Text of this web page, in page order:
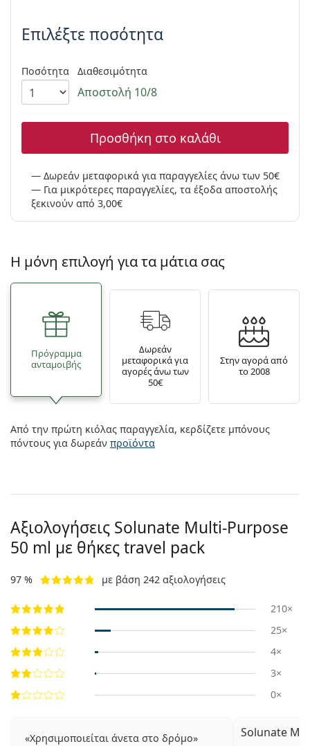
Persol
Όλες οι μάρκες
Επιλέξτε ποσότητα
Ποσότητα Διαθεσιμότητα
Αποστολή 10/8
Προσθήκη στο καλάθι
Δωρεάν μεταφορικά για παραγγελίες άνω των 50€
Για μικρότερες παραγγελίες, τα έξοδα αποστολής
ξεκινούν από 3,00€
Η μόνη επιλογή για τα μάτια σας
Πρόγραμμα
ανταμοιβής
Δωρεάν
μεταφορικά για
αγορές άνω των
50€
Στην αγορά από
το 2008
Από την πρώτη κιόλας παραγγελία, κερδίζετε μπόνους
πόντους για δωρεάν προϊόντα
Αξιολογήσεις Solunate Multi-Purpose
50 ml με θήκες travel pack
97 % με βάση 242 αξιολογήσεις
210×
25×
4×
3×
0×
Χρησιμοποιείται άνετα στο δρόμο
Solunate